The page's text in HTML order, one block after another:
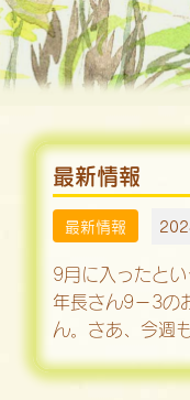
最新情報
最新情報
9月に入ったとい
年長さん9－3の
ん。さあ、今週